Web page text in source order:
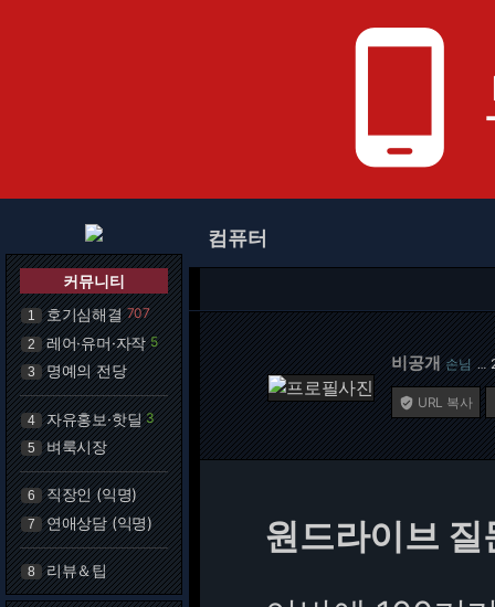
phone_android
커뮤니티
1 호기심해결 707
2 레어·유머·자작 5
3 명예의 전당
4 자유홍보·핫딜 3
5 벼룩시장
6 직장인 (익명)
7 연애상담 (익명)
8 리뷰＆팁
컴퓨터
비공개 손님 …
 URL 복사
원드라이브 질